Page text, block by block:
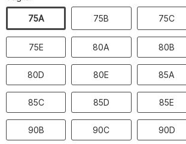
75A 75B 75C
75E 80A 80B
80D 80E 85A
85C 85D 85E
90B 90C 90D